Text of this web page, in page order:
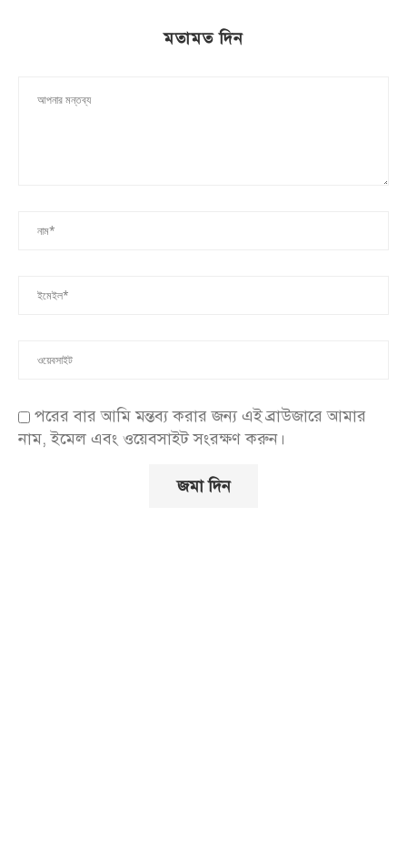
মতামত দিন
পরের বার আমি মন্তব্য করার জন্য এই ব্রাউজারে আমার
নাম, ইমেল এবং ওয়েবসাইট সংরক্ষণ করুন।